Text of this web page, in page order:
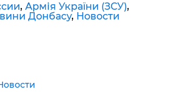
, Армія України (ЗСУ),
Донбасу, Новости